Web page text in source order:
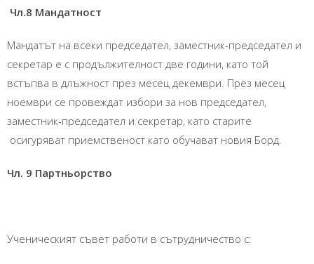
Чл.8 Мандатност
Мандатът на всеки председател, заместник-председател и
секретар е с продължителност две години, като той
встъпва в длъжност през месец декември. През месец
ноември се провеждат избори за нов председател,
заместник-председател и секретар, като старите
осигуряват приемственост като обучават новия Борд.
Чл. 9 Партньорство
Ученическият съвет работи в сътрудничество с: